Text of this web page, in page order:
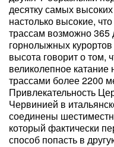
десятку самых
настолько высокие,
трассам возможно 365
горнолыжных
высота говорит о том,
великолепное
трассами более 2200
Привлекательность
Червинией в
соединены
который фактически
способ попасть в